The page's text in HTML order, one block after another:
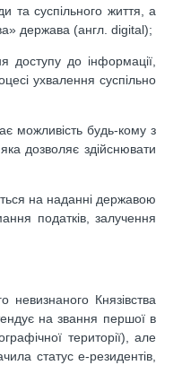
та суспільного життя, а
держава (англ. digital);
до інформації,
ухвалення суспільно
можливість будь-кому з
дозволяє здійснювати
на наданні державою
податків, залучення
невизнаного Князівства
на звання першої в
території), але
статус е-резидентів,